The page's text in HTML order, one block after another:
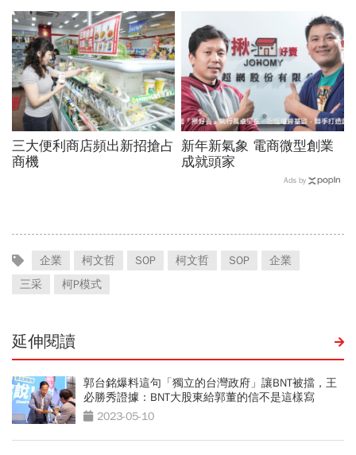
三大便利商店頻出新招搶占
商機
新年新氣象 電商微型創業
成就頭家
Ads by
企業 柯文哲 SOP 柯文哲 SOP
企業
三采
柯P模式
延伸閱讀
郭台銘爆料這句「獨立的台灣政府」讓BNT被擋，王
必勝秀證據：BNT大股東給郭董的信不是這樣寫
2023-05-10